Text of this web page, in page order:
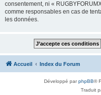
consentement, ni «
comme responsables en cas de
les données.
Accueil Index du Forum
Développé parphpBB®
Traduit